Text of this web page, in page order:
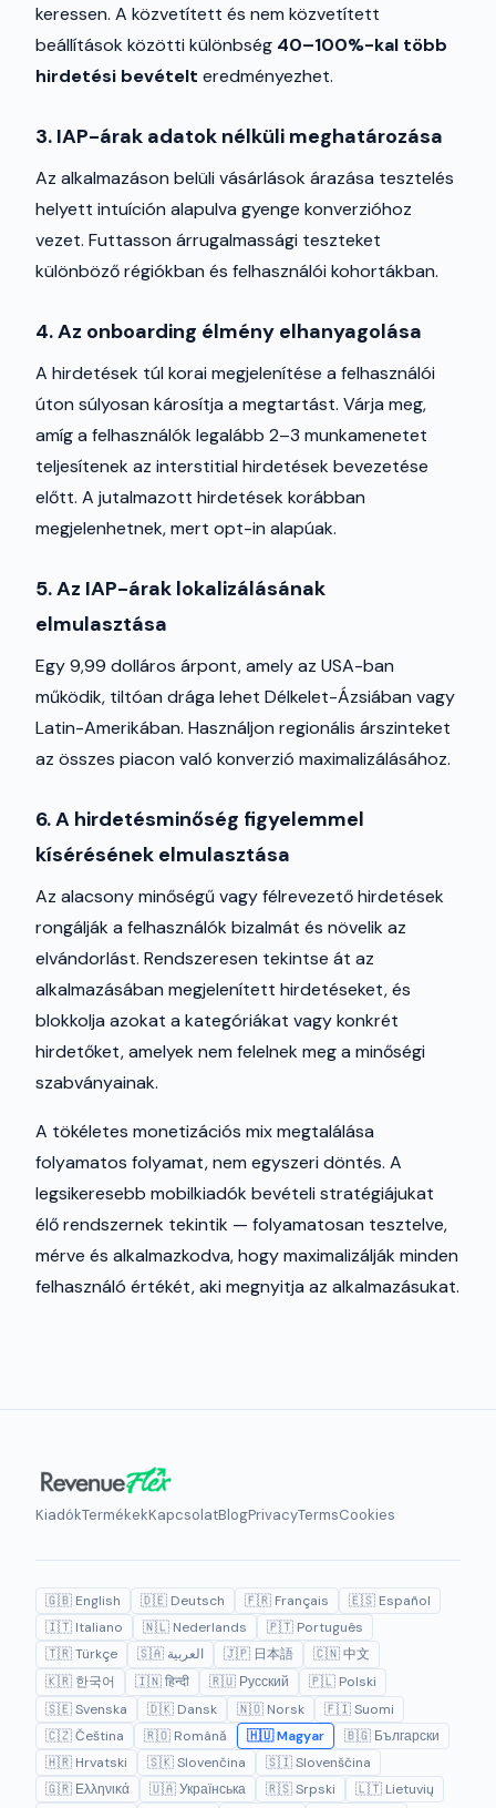
keressen. A közvetített és nem közvetített
beállítások közötti különbség 40–100%-kal több
hirdetési bevételt eredményezhet.
3. IAP-árak adatok nélküli meghatározása
Az alkalmazáson belüli vásárlások árazása tesztelés
helyett intuíción alapulva gyenge konverzióhoz
vezet. Futtasson árrugalmassági teszteket
különböző régiókban és felhasználói kohortákban.
4. Az onboarding élmény elhanyagolása
A hirdetések túl korai megjelenítése a felhasználói
úton súlyosan károsítja a megtartást. Várja meg,
amíg a felhasználók legalább 2–3 munkamenetet
teljesítenek az interstitial hirdetések bevezetése
előtt. A jutalmazott hirdetések korábban
megjelenhetnek, mert opt-in alapúak.
5. Az IAP-árak lokalizálásának
elmulasztása
Egy 9,99 dolláros árpont, amely az USA-ban
működik, tiltóan drága lehet Délkelet-Ázsiában vagy
Latin-Amerikában. Használjon regionális árszinteket
az összes piacon való konverzió maximalizálásához.
6. A hirdetésminőség figyelemmel
kísérésének elmulasztása
Az alacsony minőségű vagy félrevezető hirdetések
rongálják a felhasználók bizalmát és növelik az
elvándorlást. Rendszeresen tekintse át az
alkalmazásában megjelenített hirdetéseket, és
blokkolja azokat a kategóriákat vagy konkrét
hirdetőket, amelyek nem felelnek meg a minőségi
szabványainak.
A tökéletes monetizációs mix megtalálása
folyamatos folyamat, nem egyszeri döntés. A
legsikeresebb mobilkiadók bevételi stratégiájukat
élő rendszernek tekintik — folyamatosan tesztelve,
mérve és alkalmazkodva, hogy maximalizálják minden
felhasználó értékét, aki megnyitja az alkalmazásukat.
KiadókTermékekKapcsolatBlogPrivacyTermsCookies
🇬🇧 English 🇩🇪 Deutsch 🇫🇷 Français
🇪🇸 Español
🇮🇹 Italiano
🇳🇱 Nederlands
🇵🇹 Português
🇹🇷 Türkçe
🇸🇦 العربية 🇯🇵 日本語
🇨🇳 中文
🇰🇷 한국어
🇮🇳 हिन्दी 🇷🇺 Русский
🇵🇱 Polski
🇸🇪 Svenska
🇩🇰 Dansk 🇳🇴 Norsk
🇫🇮 Suomi
🇨🇿 Čeština
🇷🇴 Română 🇭🇺 Magyar
🇧🇬 Български
🇭🇷 Hrvatski
🇸🇰 Slovenčina
🇸🇮 Slovenščina
🇬🇷 Ελληνικά
🇺🇦 Українська 🇷🇸 Srpski
🇱🇹 Lietuvių